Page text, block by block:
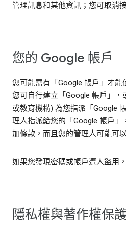
管理訊息和其他資訊；您可取消
您的 Google 帳戶
您可能需有「Google 帳戶」才能
您可自行建立「Google 帳戶」，
或教育機構) 為您指派「Google
理人指派給您的「Google 帳戶
加條款，而且您的管理人可能可
如果您發現密碼或帳戶遭人盜用
隱私權與著作權保護